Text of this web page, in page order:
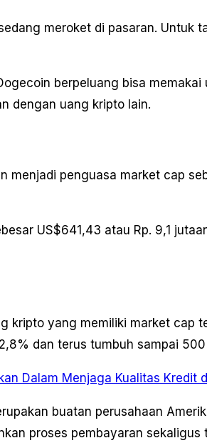
meroket di pasaran. Untuk
berpeluang bisa
dengan uang kripto lain.
menjadi penguasa market cap
US$641,43 atau Rp. 9,1
kripto yang memiliki market cap
dan terus tumbuh sampai
Dalam Menjaga Kualitas Kredit
buatan perusahaan
proses pembayaran sekaligus